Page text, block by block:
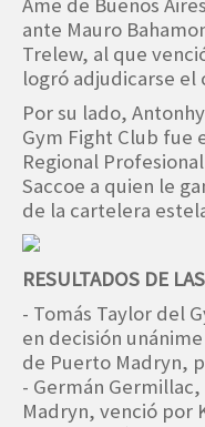
Ame de Buenos
ante Mauro
Trelew, al que
logró adjudicarse el
Por su lado,
Gym Fight Club fue
Regional
Saccoe a quien le
de la cartelera
RESULTADOS DE
- Tomás Taylor del
en decisión
de Puerto Madryn,
- Germán
Madryn, venció por